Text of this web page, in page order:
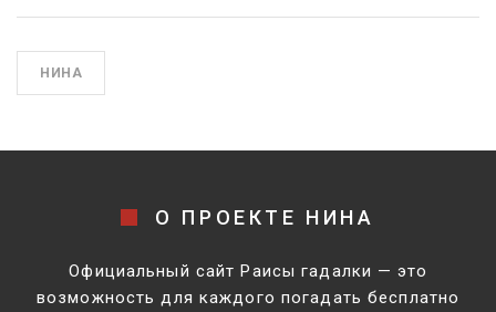
НИНА
О ПРОЕКТЕ НИНА
Официальный сайт Раисы гадалки — это
возможность для каждого погадать бесплатно